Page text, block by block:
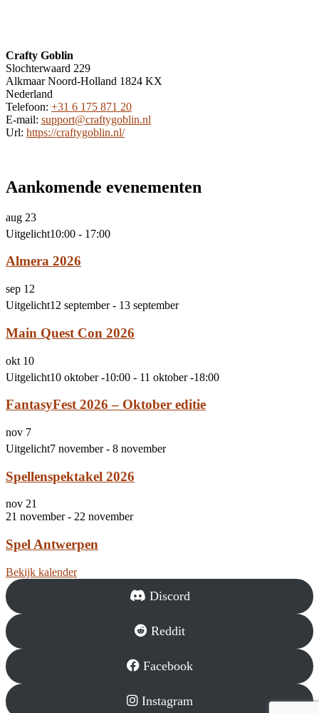
Crafty Goblin
Slochterwaard 229
AlkmaarNoord-Holland 1824 KX
Nederland
Telefoon: +31 6 175 871 20
E-mail: support@craftygoblin.nl
Url: https://craftygoblin.nl/
Aankomende evenementen
aug 23
Uitgelicht10:00 - 17:00
Almera 2026
sep 12
Uitgelicht12 september- 13 september
Main Quest Con 2026
okt 10
Uitgelicht10 oktober -10:00 - 11 oktober -18:00
FantasyFest 2026 – Oktober editie
nov 7
Uitgelicht7 november- 8 november
Spellenspektakel 2026
nov 21
21 november- 22 november
Spel Antwerpen
Bekijk kalender
Discord
Reddit
Facebook
Instagram